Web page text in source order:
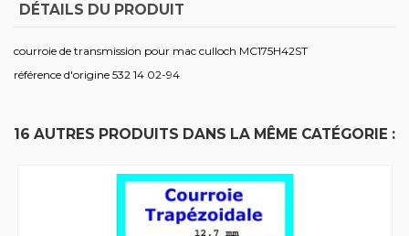
DÉTAILS DU PRODUIT
courroie de transmission pour mac culloch MC175H42ST
référence d'origine 532 14 02-94
16 AUTRES PRODUITS DANS LA MÊME CATÉGORIE :